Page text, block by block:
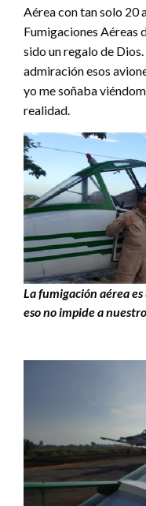
Aérea con tan solo 20
Fumigaciones Aéreas
sido un regalo de
admiración esos
yo me soñaba
realidad.
La fumigación aérea
eso no impide a